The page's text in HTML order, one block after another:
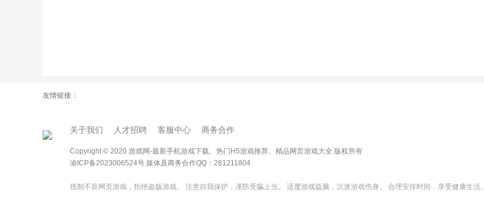
友情链接：
关于我们 人才招聘 客服中心 商务合作
Copyright © 2020 游戏网-最新手机游戏下载、热门H5游戏推荐、精品网页游戏大全 版权所有
渝ICP备2023006524号 媒体及商务合作QQ：281211804
抵制不良网页游戏，拒绝盗版游戏。 注意自我保护，谨防受骗上当。 适度游戏益脑，沉迷游戏伤身。 合理安排时间，享受健康生活。